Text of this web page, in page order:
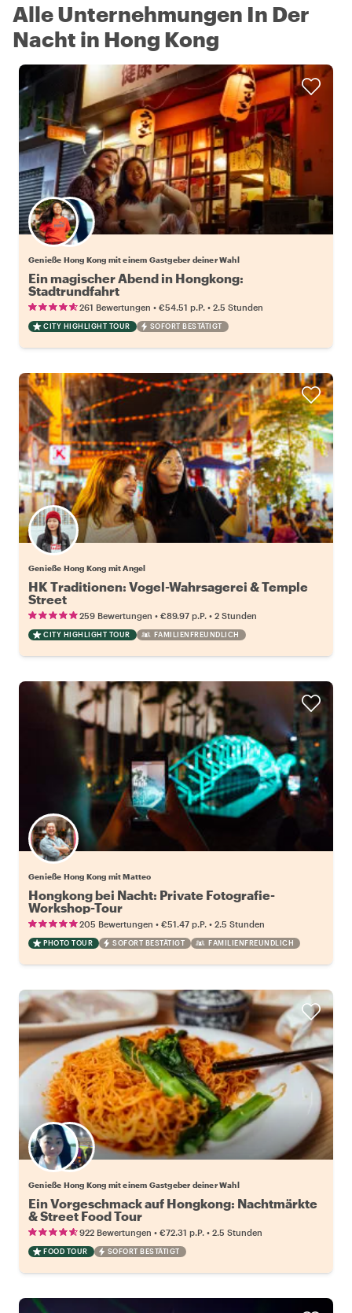
Alle Unternehmungen In Der
Nacht in Hong Kong
Wähle deinen Lieblingsgastgeber
Genieße Hong Kong mit einem Gastgeber deiner Wahl
Ein magischer Abend in Hongkong:
Stadtrundfahrt
261 Bewertungen • €54.51 p.P. • 2.5 Stunden
CITY HIGHLIGHT TOUR SOFORT BESTÄTIGT
Genieße Hong Kong mit Angel
HK Traditionen: Vogel-Wahrsagerei & Temple
Street
259 Bewertungen • €89.97 p.P. • 2 Stunden
CITY HIGHLIGHT TOUR FAMILIENFREUNDLICH
Genieße Hong Kong mit Matteo
Hongkong bei Nacht: Private Fotografie-
Workshop-Tour
205 Bewertungen • €51.47 p.P. • 2.5 Stunden
PHOTO TOUR SOFORT BESTÄTIGT FAMILIENFREUNDLICH
Wähle deinen Lieblingsgastgeber
Genieße Hong Kong mit einem Gastgeber deiner Wahl
Ein Vorgeschmack auf Hongkong: Nachtmärkte
& Street Food Tour
922 Bewertungen • €72.31 p.P. • 2.5 Stunden
FOOD TOUR SOFORT BESTÄTIGT